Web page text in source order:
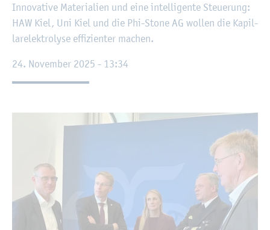
In­no­va­ti­ve Ma­te­ria­li­en und eine in­tel­li­gen­te Steue­rung:
HAW Kiel, Uni Kiel und die Phi-Stone AG wol­len die Ka­pil­
lar­elek­tro­ly­se ef­fi­zi­en­ter ma­chen.
24. No­vem­ber 2025 - 13:34